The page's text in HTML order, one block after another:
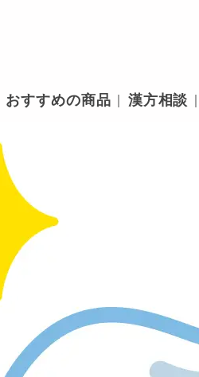
おすすめの商品 漢方相談